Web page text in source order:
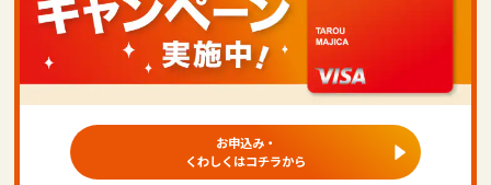
お申込み・
くわしくはコチラから